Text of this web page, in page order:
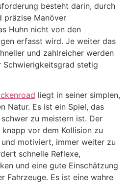
besteht darin, durch
präzise Manöver
Huhn nicht von den
erfasst wird. Je weiter das
und zahlreicher werden
stetig
liegt in seiner simplen,
Natur. Es ist ein Spiel, das
zu meistern ist. Der
vor dem Kollision zu
motiviert, immer weiter zu
schnelle Reflexe,
und eine gute Einschätzung
Fahrzeuge. Es ist eine wahre